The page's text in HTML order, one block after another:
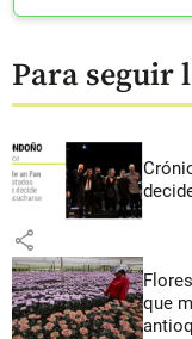
Para seguir
share
que